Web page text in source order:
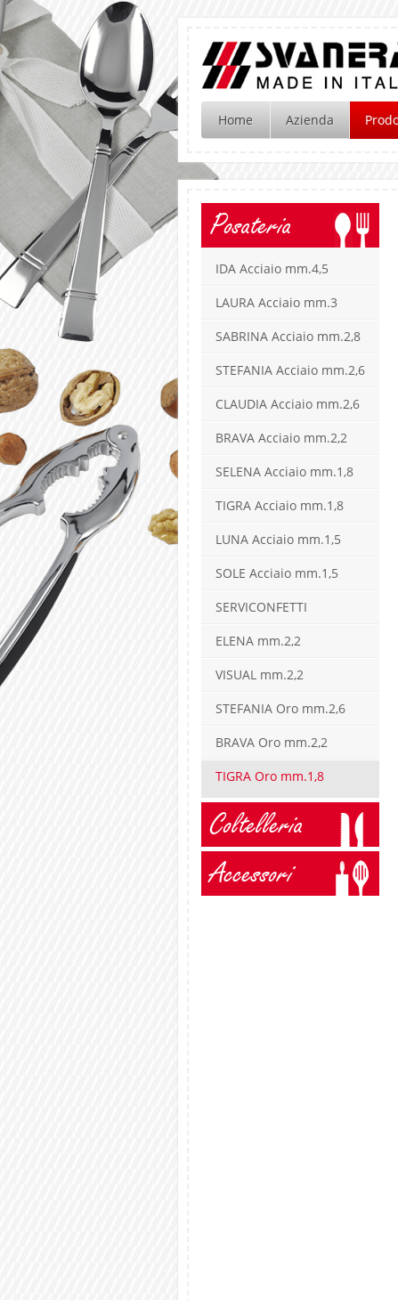
Home Azienda
Posateria
IDA Acciaio mm.4,5
LAURA Acciaio mm.3
SABRINA Acciaio mm.2,8
STEFANIA Acciaio mm.2,6
CLAUDIA Acciaio mm.2,6
BRAVA Acciaio mm.2,2
SELENA Acciaio mm.1,8
TIGRA Acciaio mm.1,8
LUNA Acciaio mm.1,5
SOLE Acciaio mm.1,5
SERVICONFETTI
ELENA mm.2,2
VISUAL mm.2,2
STEFANIA Oro mm.2,6
BRAVA Oro mm.2,2
TIGRA Oro mm.1,8
Coltelleria
Accessori